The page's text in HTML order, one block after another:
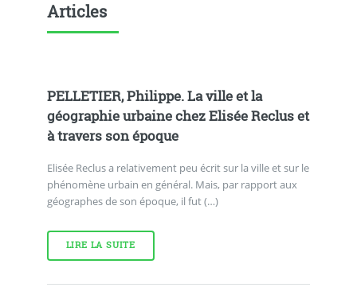
Articles
PELLETIER, Philippe. La ville et la
géographie urbaine chez Elisée Reclus et
à travers son époque
Elisée Reclus a relativement peu écrit sur la ville et sur le
phénomène urbain en général. Mais, par rapport aux
géographes de son époque, il fut (…)
LIRE LA SUITE